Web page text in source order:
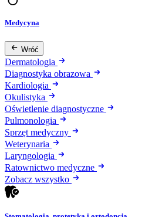
Medycyna
Wróć
Dermatologia
Diagnostyka obrazowa
Kardiologia
Okulistyka
Oświetlenie diagnostyczne
Pulmonologia
Sprzęt medyczny
Weterynaria
Laryngologia
Ratownictwo medyczne
Zobacz wszystko